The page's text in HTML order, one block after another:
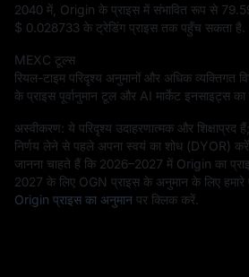
2040 में, Origin के प्राइस में संभावित रूप से
$ 0.028733 के ट्रेडिंग प्राइस तक पहुँच सकता है.
MEXC टूल्स
रियल-टाइम परिदृश्य अनुमानों और अधिक व्यक्तिगत
के प्राइस पूर्वानुमान टूल और AI मार्केट इनसाइट्स
अस्वीकरण: ये परिदृश्य उदाहरणात्मक और शिक्षाप्रद
निर्णय लेने से पहले अपना स्वयं का शोध (DYOR) करें.
जानना चाहते हैं कि 2026–2027 में Origin का
2027 के लिए OGN प्राइस के अनुमान के लिए हमारे
Origin प्राइस का अनुमान पर क्लिक करें.